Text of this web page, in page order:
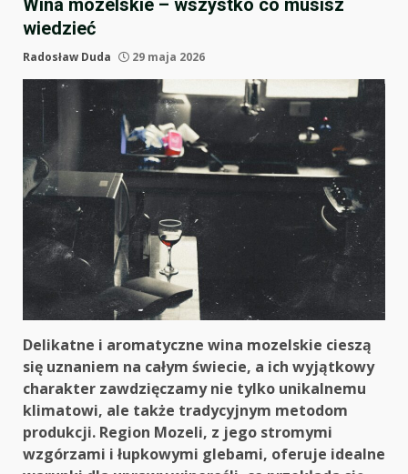
Wina mozelskie – wszystko co musisz
wiedzieć
Radosław Duda 29 maja 2026
Delikatne i aromatyczne wina mozelskie cieszą
się uznaniem na całym świecie, a ich wyjątkowy
charakter zawdzięczamy nie tylko unikalnemu
klimatowi, ale także tradycyjnym metodom
produkcji. Region Mozeli, z jego stromymi
wzgórzami i łupkowymi glebami, oferuje idealne